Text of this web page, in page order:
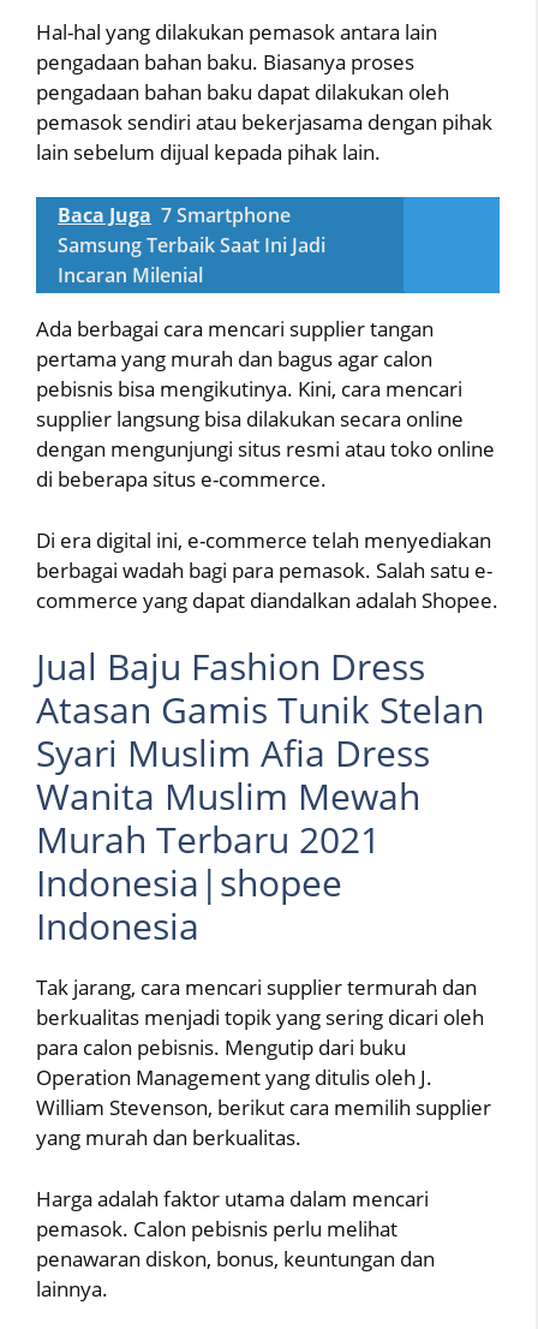
Hal-hal yang dilakukan pemasok antara lain
pengadaan bahan baku. Biasanya proses
pengadaan bahan baku dapat dilakukan oleh
pemasok sendiri atau bekerjasama dengan pihak
lain sebelum dijual kepada pihak lain.
Baca Juga 7 Smartphone
Samsung Terbaik Saat Ini Jadi
Incaran Milenial
Ada berbagai cara mencari supplier tangan
pertama yang murah dan bagus agar calon
pebisnis bisa mengikutinya. Kini, cara mencari
supplier langsung bisa dilakukan secara online
dengan mengunjungi situs resmi atau toko online
di beberapa situs e-commerce.
Di era digital ini, e-commerce telah menyediakan
berbagai wadah bagi para pemasok. Salah satu e-
commerce yang dapat diandalkan adalah Shopee.
Jual Baju Fashion Dress
Atasan Gamis Tunik Stelan
Syari Muslim Afia Dress
Wanita Muslim Mewah
Murah Terbaru 2021
Indonesia|shopee
Indonesia
Tak jarang, cara mencari supplier termurah dan
berkualitas menjadi topik yang sering dicari oleh
para calon pebisnis. Mengutip dari buku
Operation Management yang ditulis oleh J.
William Stevenson, berikut cara memilih supplier
yang murah dan berkualitas.
Harga adalah faktor utama dalam mencari
pemasok. Calon pebisnis perlu melihat
penawaran diskon, bonus, keuntungan dan
lainnya.